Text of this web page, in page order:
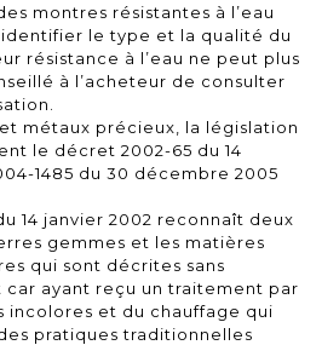
montres résistantes à l’eau
le type et la qualité du
résistance à l’eau ne peut plus
à l’acheteur de consulter
métaux précieux, la législation
le décret 2002-65 du 14
1485 du 30 décembre 2005
14 janvier 2002 reconnaît deux
gemmes et les matières
qui sont décrites sans
ayant reçu un traitement par
incolores et du chauffage qui
pratiques traditionnelles